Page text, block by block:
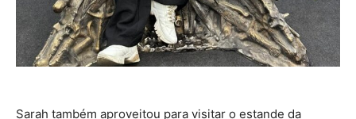
Sarah também aproveitou para visitar o estande da